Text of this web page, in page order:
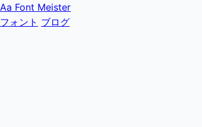
Aa Font Meister
フォント ブログ